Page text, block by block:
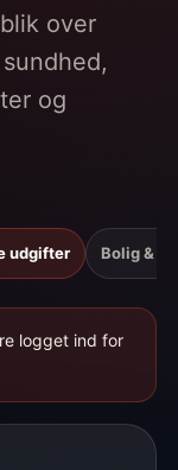
over
og
udgifter Bolig &
logget ind for